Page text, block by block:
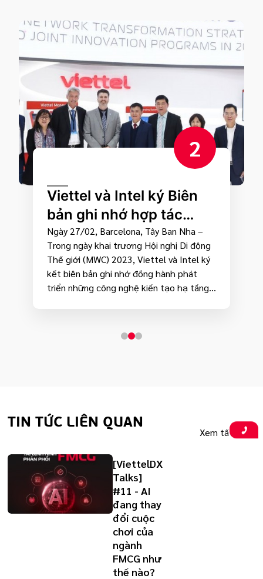
2
Viettel và Intel ký Biên
bản ghi nhớ hợp tác
phát triển công nghệ hạ
tầng số tại Hội nghị Di
động Thế giới MWC
2023
Ngày 27/02, Barcelona, Tây Ban Nha –
Trong ngày khai trương Hội nghị Di động
Thế giới (MWC) 2023, Viettel và Intel ký
kết biên bản ghi nhớ đồng hành phát
triển những công nghệ kiến tạo hạ tầng
TIN TỨC LIÊN QUAN
Xem tất cả →
[ViettelDX
Talks]
#11 - AI
đang thay
đổi cuộc
chơi của
ngành
FMCG như
thế nào?